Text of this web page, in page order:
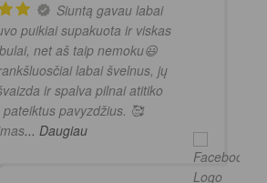
Siuntą gavau labai
puikiai supakuota ir viskas
net aš taip nemoku😃
labai švelnus, jų
ir spalva pilnai atitiko
pavyzdžius. 🥰
... Daugiau